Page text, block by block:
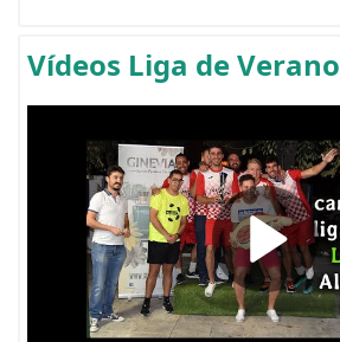
Vídeos Liga de Verano